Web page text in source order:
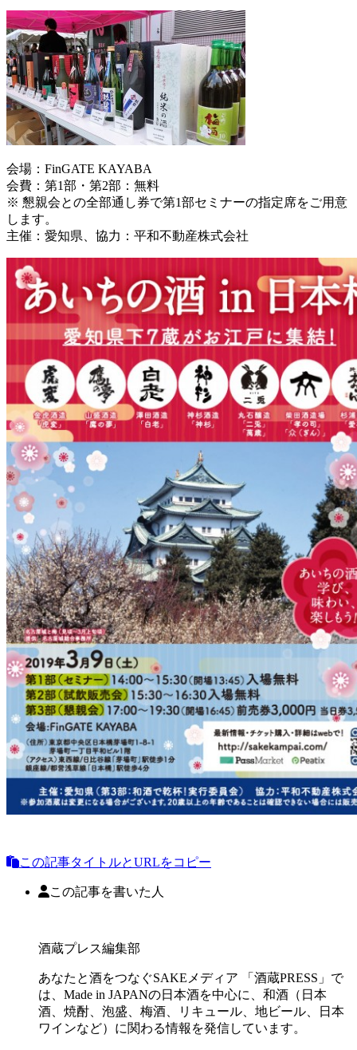
会場：FinGATE KAYABA
会費：第1部・第2部：無料
※ 懇親会との全部通し券で第1部セミナーの指定席をご用意
します。
主催：愛知県、協力：平和不動産株式会社
この記事タイトルとURLをコピー
この記事を書いた人
酒蔵プレス編集部
あなたと酒をつなぐSAKEメディア 「酒蔵PRESS」で
は、Made in JAPANの日本酒を中心に、和酒（日本
酒、焼酎、泡盛、梅酒、リキュール、地ビール、日本
ワインなど）に関わる情報を発信しています。